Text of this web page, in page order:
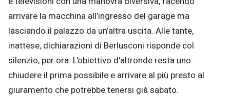
arrivare la macchina all’ingresso del garage ma
lasciando il palazzo da un’altra uscita. Alle tante,
inattese, dichiarazioni di Berlusconi risponde col
silenzio, per ora. L'obiettivo d'altronde resta uno:
chiudere il prima possibile e arrivare al più presto al
giuramento che potrebbe tenersi già sabato.